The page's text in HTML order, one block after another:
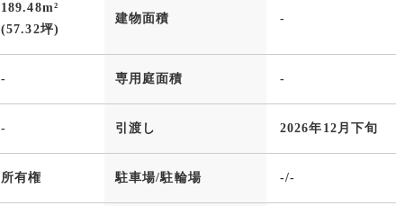
189.48m²
(57.32坪)
建物面積 -
- 専用庭面積 -
- 引渡し 2026年12月下旬
所有権 駐車場/駐輪場 -/-